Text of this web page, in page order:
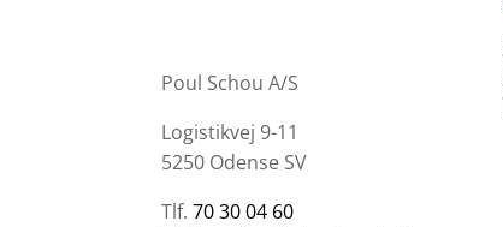
Poul Schou A/S
Logistikvej 9-11
5250 Odense SV
Tlf. 70 30 04 60